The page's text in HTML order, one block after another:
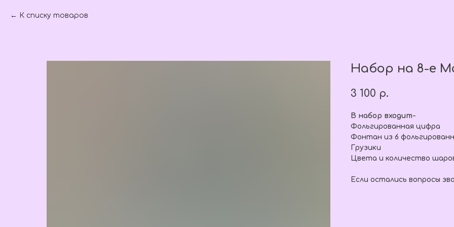
К списку товаров
Набор на 8-е
3 100 р.
В набор входит-
Фольгированная цифра
Фонтан из 6
Грузики
Цвета и количество
Если остались вопросы